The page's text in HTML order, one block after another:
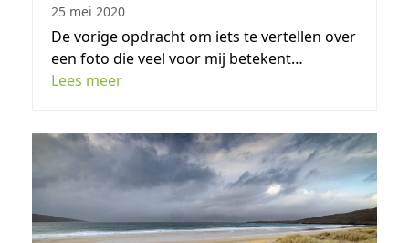
25 mei 2020
De vorige opdracht om iets te vertellen over
een foto die veel voor mij betekent…
Lees meer